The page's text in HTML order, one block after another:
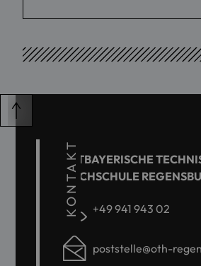
KONTAKT
OSTBAYERISCHE
HOCHSCHULE
+49 941 943 02
poststelle@oth-